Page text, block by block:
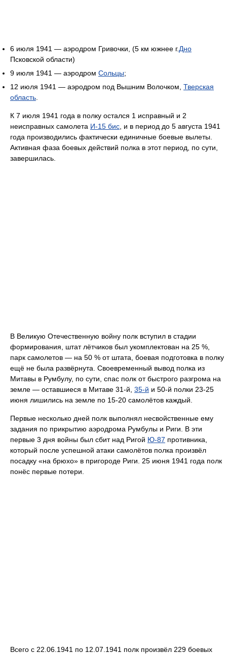
6 июля 1941 — аэродром Гривочки, (5 км южнее г.Дно
Псковской области)
9 июля 1941 — аэродром Сольцы;
12 июля 1941 — аэродром под Вышним Волочком, Тверская
область
К 7 июля 1941 года в полку остался 1 исправный и 2
неисправных самолета И-15 бис , и в период до 5 августа 1941
года производились фактически единичные боевые вылеты.
Активная фаза боевых действий полка в этот период, по сути,
завершилась.
В Великую Отечественную войну полк вступил в стадии
формирования, штат лётчиков был укомплектован на 25 %,
парк самолетов — на 50 % от штата, боевая подготовка в полку
ещё не была развёрнута. Своевременный вывод полка из
Митавы в Румбулу, по сути, спас полк от быстрого разгрома на
земле — оставшиеся в Митаве 31-й, 35-й и 50-й полки 23-25
июня лишились на земле по 15-20 самолётов каждый.
Первые несколько дней полк выполнял несвойственные ему
задания по прикрытию аэродрома Румбулы и Риги. В эти
первые 3 дня войны был сбит над Ригой Ю-87 противника,
который после успешной атаки самолётов полка произвёл
посадку «на брюхо» в пригороде Риги. 25 июня 1941 года полк
понёс первые потери.
Всего с 22.06.1941 по 12.07.1941 полк произвёл 229 боевых